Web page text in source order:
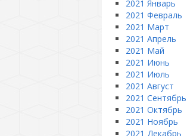
2021 Январь
2021 Февраль
2021 Март
2021 Апрель
2021 Май
2021 Июнь
2021 Июль
2021 Август
2021 Сентябрь
2021 Октябрь
2021 Ноябрь
2021 Декабрь